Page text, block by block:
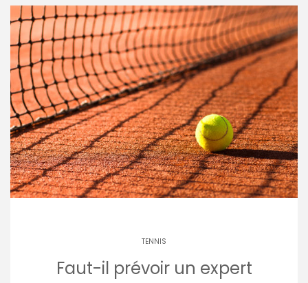
TENNIS
Faut-il prévoir un expert